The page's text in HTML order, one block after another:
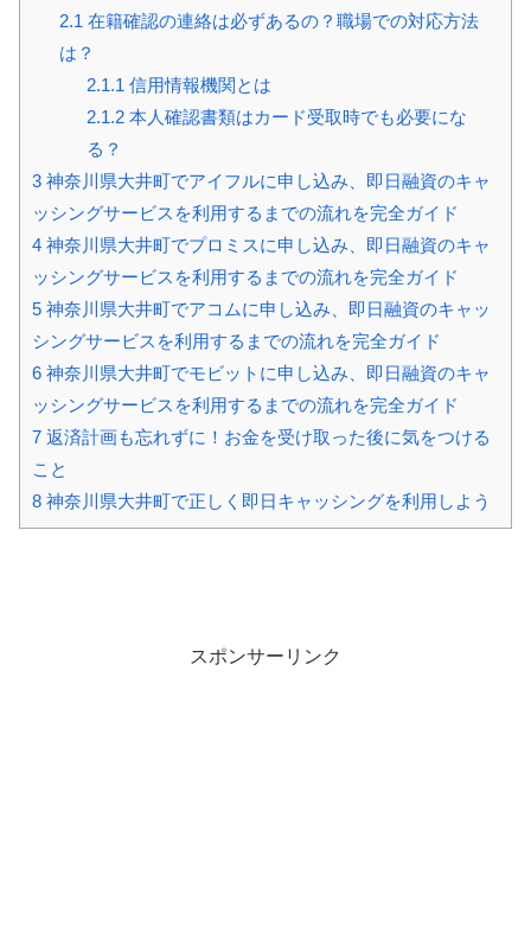
2.1 在籍確認の連絡は必ずあるの？職場での対応方法
は？
2.1.1 信用情報機関とは
2.1.2本人確認書類はカード受取時でも必要にな
る？
3 神奈川県大井町でアイフルに申し込み、即日融資のキャ
ッシングサービスを利用するまでの流れを完全ガイド
4 神奈川県大井町でプロミスに申し込み、即日融資のキャ
ッシングサービスを利用するまでの流れを完全ガイド
5 神奈川県大井町でアコムに申し込み、即日融資のキャッ
シングサービスを利用するまでの流れを完全ガイド
6 神奈川県大井町でモビットに申し込み、即日融資のキャ
ッシングサービスを利用するまでの流れを完全ガイド
7 返済計画も忘れずに！お金を受け取った後に気をつける
こと
8 神奈川県大井町で正しく即日キャッシングを利用しよう
スポンサーリンク